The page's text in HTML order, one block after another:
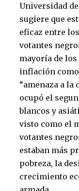
Universidad
sugiere que
eficaz entre
votantes
mayoría de
inflación
“amenaza a la
ocupó el
blancos y
visto como el
votantes
estaban más
pobreza, la
crecimiento